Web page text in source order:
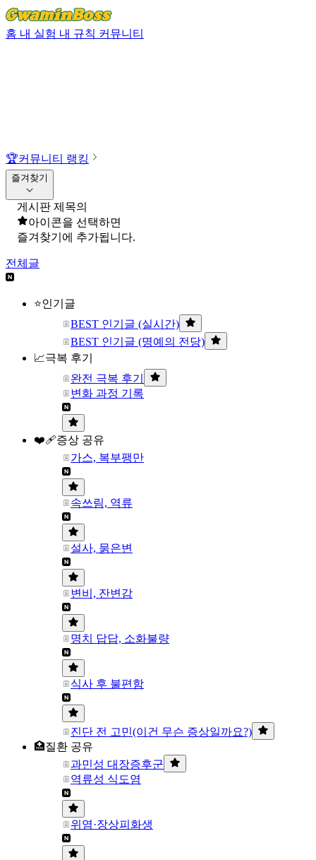
홈 내 실험 내 규칙 커뮤니티
🏆커뮤니티 랭킹
즐겨찾기
게시판 제목의
아이콘을 선택하면
즐겨찾기에 추가됩니다.
전체글
⭐인기글
BEST 인기글 (실시간)
BEST 인기글 (명예의 전당)
📈극복 후기
완전 극복 후기
변화 과정 기록
❤️‍🩹증상 공유
가스, 복부팽만
속쓰림, 역류
설사, 묽은변
변비, 잔변감
명치 답답, 소화불량
식사 후 불편함
진단 전 고민(이건 무슨 증상일까요?)
🏥질환 공유
과민성 대장증후군
역류성 식도염
위염·장상피화생